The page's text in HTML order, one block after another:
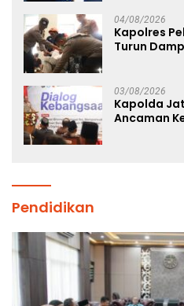
04/08/2026
Kapolres
Turun
03/08/2026
Kapolda
Ancaman
Pendidikan